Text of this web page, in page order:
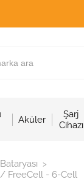
Aküler
Şarj
Cihazı
>
/ FreeCell - 6-Cell